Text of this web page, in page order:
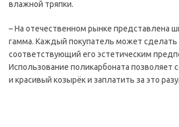
влажной тряпки.
– На отечественном рынке представлена
гамма. Каждый покупатель может
соответствующий его эстетическим
Использование поликарбоната позволяет
и красивый козырёк и заплатить за это